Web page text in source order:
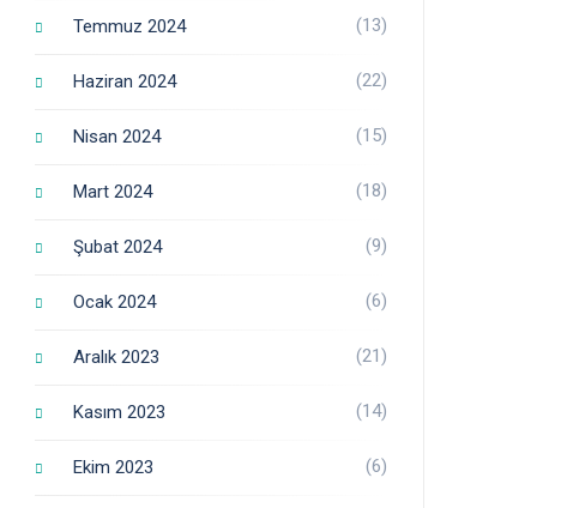
Temmuz 2024 (13)
Haziran 2024 (22)
Nisan 2024 (15)
Mart 2024 (18)
Şubat 2024 (9)
Ocak 2024 (6)
Aralık 2023 (21)
Kasım 2023 (14)
Ekim 2023 (6)